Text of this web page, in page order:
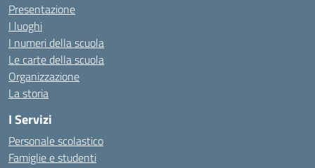
Presentazione
I luoghi
I numeri della scuola
Le carte della scuola
Organizzazione
La storia
I Servizi
Personale scolastico
Famiglie e studenti